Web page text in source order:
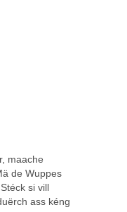
maache
de Wuppes
si vill
ass kéng